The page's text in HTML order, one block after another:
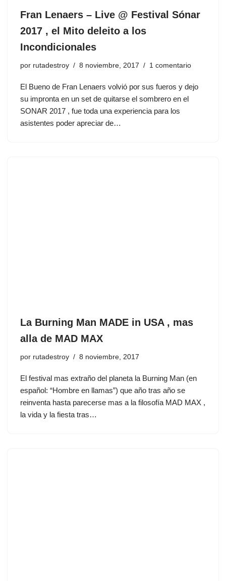
Fran Lenaers – Live @ Festival Sónar
2017 , el Mito deleito a los
Incondicionales
por rutadestroy 8 noviembre, 2017 1 comentario
El Bueno de Fran Lenaers volvió por sus fueros y dejo
su impronta en un set de quitarse el sombrero en el
SONAR 2017 , fue toda una experiencia para los
asistentes poder apreciar de…
La Burning Man MADE in USA , mas
alla de MAD MAX
por rutadestroy 8 noviembre, 2017
El festival mas extraño del planeta la Burning Man (en
español: “Hombre en llamas”) que año tras año se
reinventa hasta parecerse mas a la filosofía MAD MAX ,
la vida y la fiesta tras…